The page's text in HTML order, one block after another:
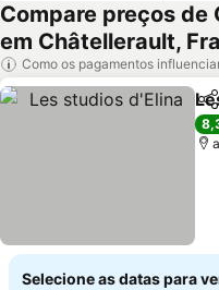
Compare preços
em Châtellerault,
Como os pagamentos
Selecione as datas para